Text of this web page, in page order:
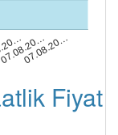
07.08.20…
Fiyat